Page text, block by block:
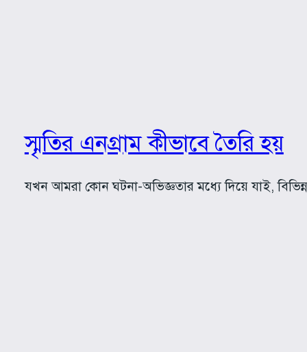
স্মৃতির এনগ্রাম কীভাবে তৈরি হয়
যখন আমরা কোন ঘটনা-অভিজ্ঞতার মধ্যে দিয়ে যাই,